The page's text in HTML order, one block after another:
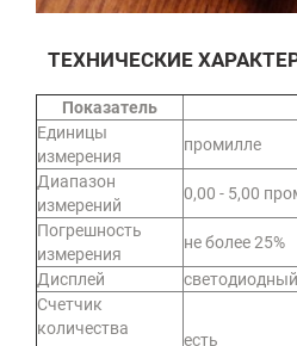
ТЕХНИЧЕСКИЕ
Показатель
Единицы
измерения
промилле
Диапазон
измерений
0,00 - 5,00
Погрешность
измерения
не более 25%
Дисплей
Счетчик
количества
есть